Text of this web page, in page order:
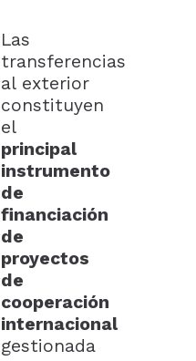
Las
transferencias
al exterior
constituyen
el
principal
instrumento
de
financiación
de
proyectos
de
cooperación
internacional
gestionada